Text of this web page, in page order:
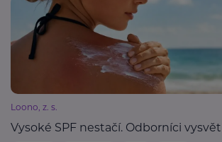
Loono, z. s.
Vysoké SPF nestačí. Odborníci